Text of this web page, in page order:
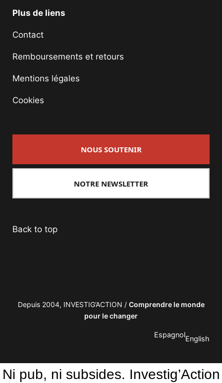
Plus de liens
Contact
Remboursements et retours
Mentions légales
Cookies
NOUS SOUTENIR
NOTRE NEWSLETTER
Back to top
Depuis 2004, INVESTIG’ACTION / Comprendre le monde
pour le changer
EspagnolEnglish
Ni pub, ni subsides. Investig’Action